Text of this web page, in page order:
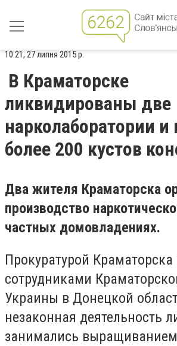
10:21, 27 липня 2015 р.
В Краматорске
ликвидированы две
нарколаборатории и
более 200 кустов
Два жителя Краматорска
производство
частных домовладениях.
Прокуратурой
сотрудниками
Украины в Донецкой
незаконная деятельность
занимались